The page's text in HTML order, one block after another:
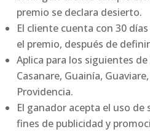
premio se declara desierto.
El cliente cuenta con 30
el premio, después de
Aplica para los siguientes
Casanare, Guainía,
Providencia.
El ganador acepta el uso
fines de publicidad y